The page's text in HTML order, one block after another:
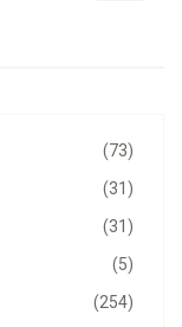
(73)
(31)
(31)
(5)
(254)